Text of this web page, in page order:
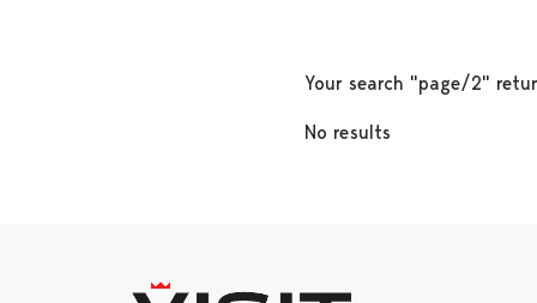
Your search "page/2"
No results